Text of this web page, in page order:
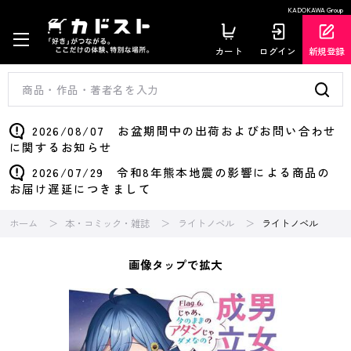
KADOKAWA Group
カート ログイン 新規登録
2026/08/07 お盆期間中の出荷およびお問い合わせ
に関するお知らせ
2026/07/29 令和8年熊本地震の影響による商品の
お届け遅延につきまして
ホーム 本・コミック・雑誌 ライトノベル ライトノベル
画像タップで拡大